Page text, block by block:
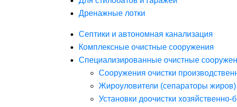
Дренажные лотки
Септики и автономная канализация
Комплексные очистные сооружения
Специализированные очистные
Сооружения очистки
Жироуловители (сепараторы жиров)
Установки доочистки